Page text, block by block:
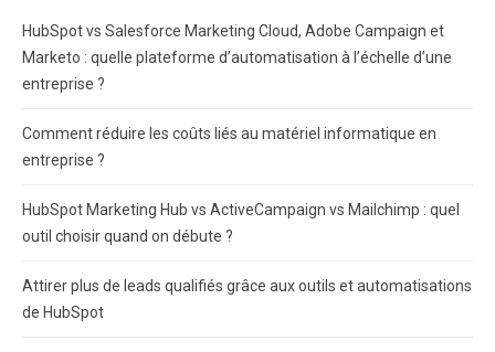
HubSpot vs Salesforce Marketing Cloud, Adobe Campaign et
Marketo : quelle plateforme d’automatisation à l’échelle d’une
entreprise ?
Comment réduire les coûts liés au matériel informatique en
entreprise ?
HubSpot Marketing Hub vs ActiveCampaign vs Mailchimp : quel
outil choisir quand on débute ?
Attirer plus de leads qualifiés grâce aux outils et automatisations
de HubSpot